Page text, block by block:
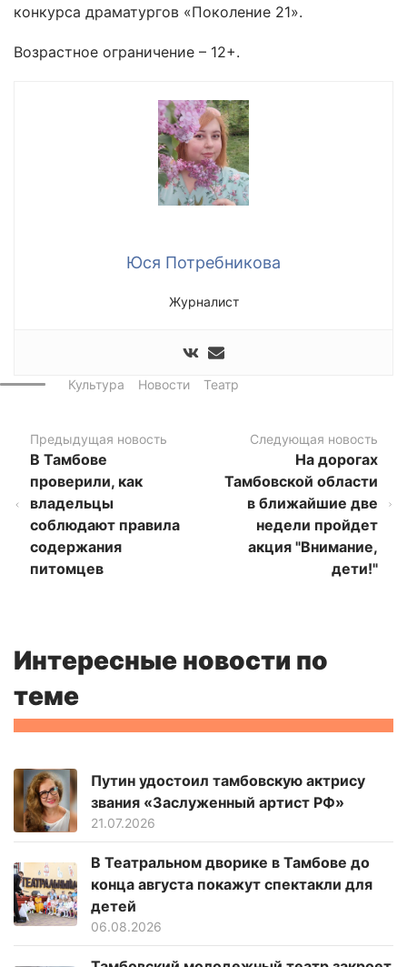
конкурса драматургов «Поколение 21».
Возрастное ограничение – 12+.
Юся Потребникова
Журналист
Культура Новости Театр
Предыдущая новость
В Тамбове
проверили, как
владельцы
соблюдают правила
содержания
питомцев
Следующая новость
На дорогах
Тамбовской области
в ближайшие две
недели пройдет
акция "Внимание,
дети!"
Интересные новости по
теме
Путин удостоил тамбовскую актрису
звания «Заслуженный артист РФ»
21.07.2026
В Театральном дворике в Тамбове до
конца августа покажут спектакли для
детей
06.08.2026